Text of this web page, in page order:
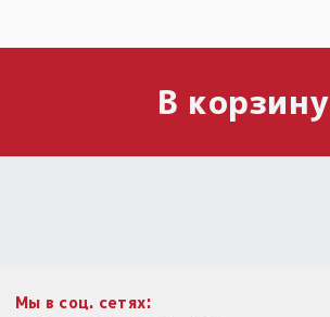
В корзину
Мы в соц. сетях: